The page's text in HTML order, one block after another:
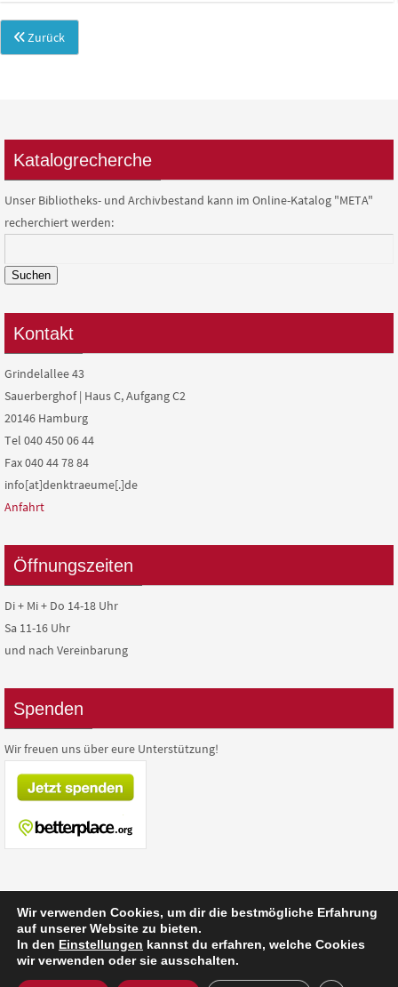
Zurück
Katalogrecherche
Unser Bibliotheks- und Archivbestand kann im Online-Katalog "META"
recherchiert werden:
Suchen
Kontakt
Grindelallee 43
Sauerberghof | Haus C, Aufgang C2
20146 Hamburg
Tel 040 450 06 44
Fax 040 44 78 84
info[at]denktraeume[.]de
Anfahrt
Öffnungszeiten
Di + Mi + Do 14-18 Uhr
Sa 11-16 Uhr
und nach Vereinbarung
Spenden
Wir freuen uns über eure Unterstützung!
Präsentiert vonNirvana&WordPress.
Wir verwenden Cookies, um dir die bestmögliche Erfahrung
auf unserer Website zu bieten.
In den Einstellungen kannst du erfahren, welche Cookies
wir verwenden oder sie ausschalten.